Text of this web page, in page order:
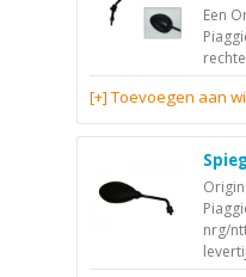
Een
[+] Toevoegen aan
nrg/